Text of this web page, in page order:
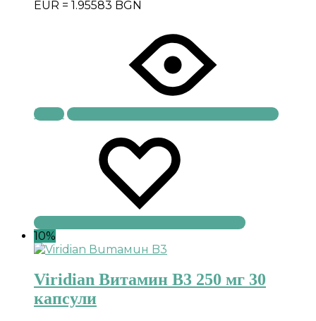
EUR = 1.95583 BGN
Купи
10%
Viridian Витамин B3 250 мг 30
капсули